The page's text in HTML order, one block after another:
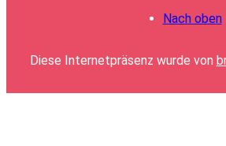
Nach oben
Diese Internetpräsenz wurde von